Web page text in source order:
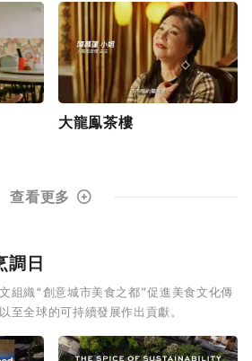
大龍鳯茶樓
查看更多
調日
組織“創意城市美食之都”促進美食文化傳
至全球的可持續發展作出貢獻。